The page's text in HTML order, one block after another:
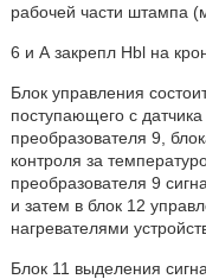
рабочей части штампа
6 и А закрепл Hbl на
Блок управления
поступающего с
преобразователя 9,
контроля за
преобразователя 9
и затем в блок 12
нагревателями
Блок 11 выделения